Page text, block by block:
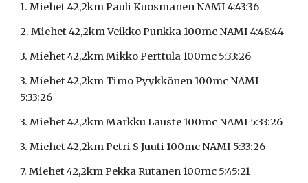
1. Miehet 42,2km Pauli Kuosmanen NAMI 4:43:36
2. Miehet 42,2km Veikko Punkka 100mc NAMI 4:48:44
3. Miehet 42,2km Mikko Perttula 100mc 5:33:26
3. Miehet 42,2km Timo Pyykkönen 100mc NAMI
5:33:26
3. Miehet 42,2km Markku Lauste 100mc NAMI 5:33:26
3. Miehet 42,2km Petri S Juuti 100mc NAMI 5:33:26
7. Miehet 42,2km Pekka Rutanen 100mc 5:45:21